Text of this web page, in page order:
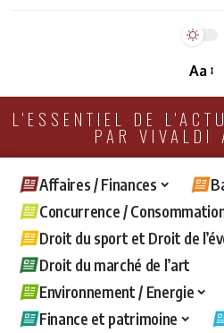
Aa
L'ESSENTIEL DE
PAR VIVALDI
Affaires / Finances
Concurrence /
Droit du sport et Droit de
Droit du marché de l’art
Environnement / Energie
Finance et patrimoine